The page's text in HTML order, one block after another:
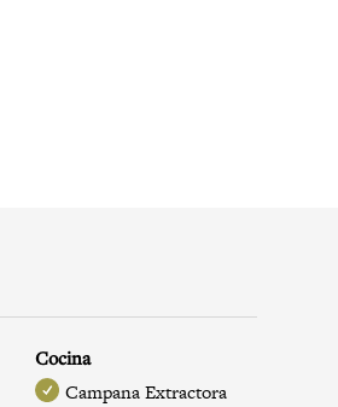
Cocina
Campana Extractora